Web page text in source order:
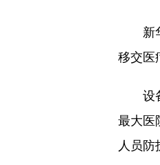
新华
移交医
设备
最大医
人员